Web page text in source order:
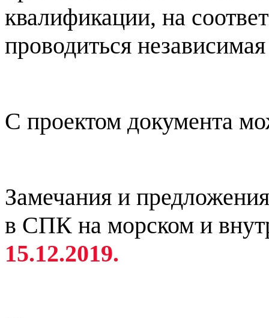
квалификации, на
проводиться
С проектом документа
Замечания и
в СПК на морском и
15.12.2019.